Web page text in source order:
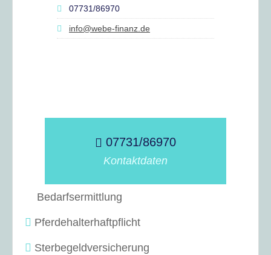
07731/86970
info@webe-finanz.de
07731/86970
Kontaktdaten
Bedarfsermittlung
Pferdehalterhaftpflicht
Sterbegeldversicherung